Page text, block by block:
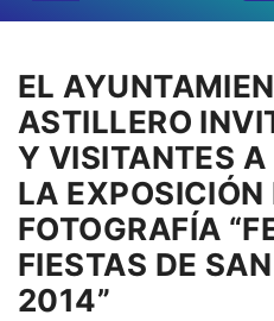
EL
ASTILLERO
Y VISITANTES A
LA EXPOSICIÓN
FOTOGRAFÍA
FIESTAS DE
2014”